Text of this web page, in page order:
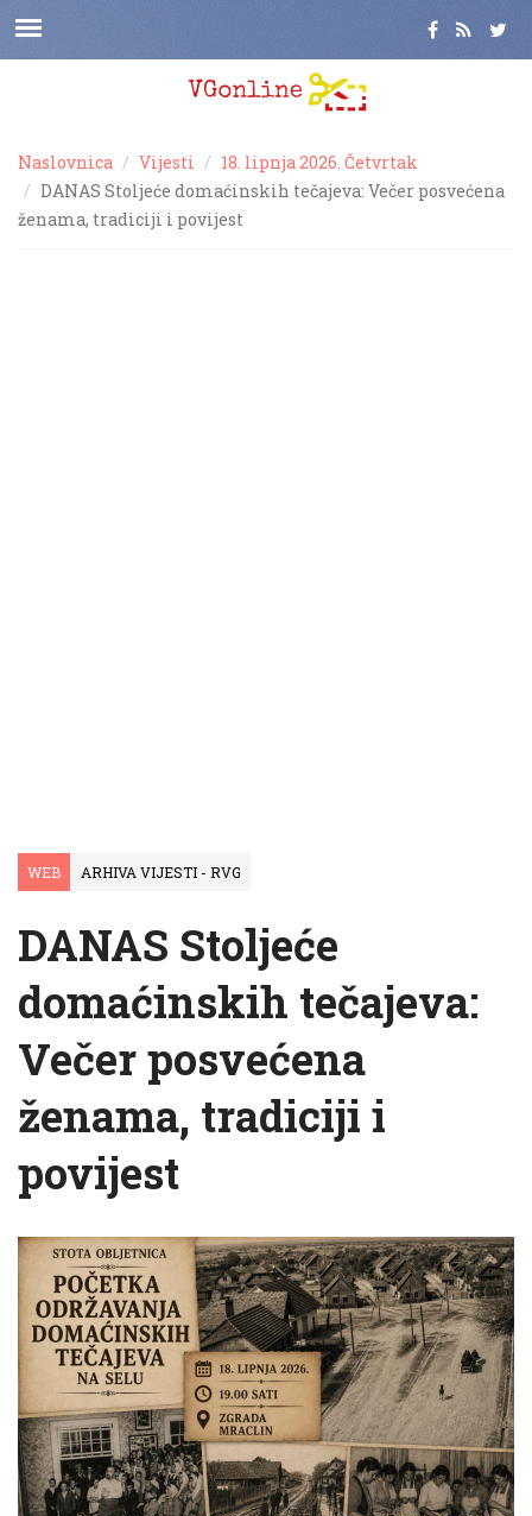
Naslovnica Vijesti
18. lipnja 2026. Četvrtak
DANAS Stoljeće domaćinskih tečajeva: Večer posvećena
ženama, tradiciji i povijest
WEB ARHIVA VIJESTI - RVG
DANAS Stoljeće
domaćinskih tečajeva:
Večer posvećena
ženama, tradiciji i
povijest